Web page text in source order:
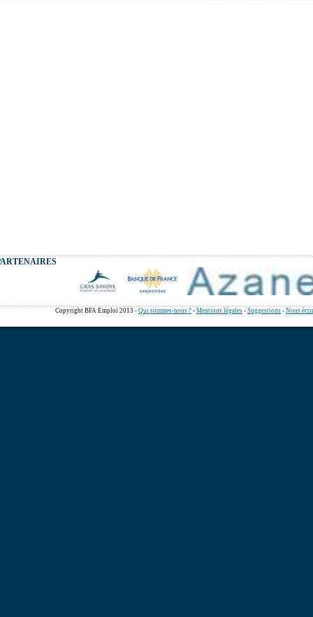
Copyright BFA Emploi 2013 - Qui sommes-nous ? - Mentions légales - Suggestions - Nous